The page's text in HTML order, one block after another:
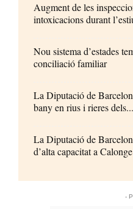
Augment de les
intoxicacions durant
Nou sistema d’estades
conciliació familiar
La Diputació de
bany en rius i rieres dels...
La Diputació de
d’alta capacitat a
-